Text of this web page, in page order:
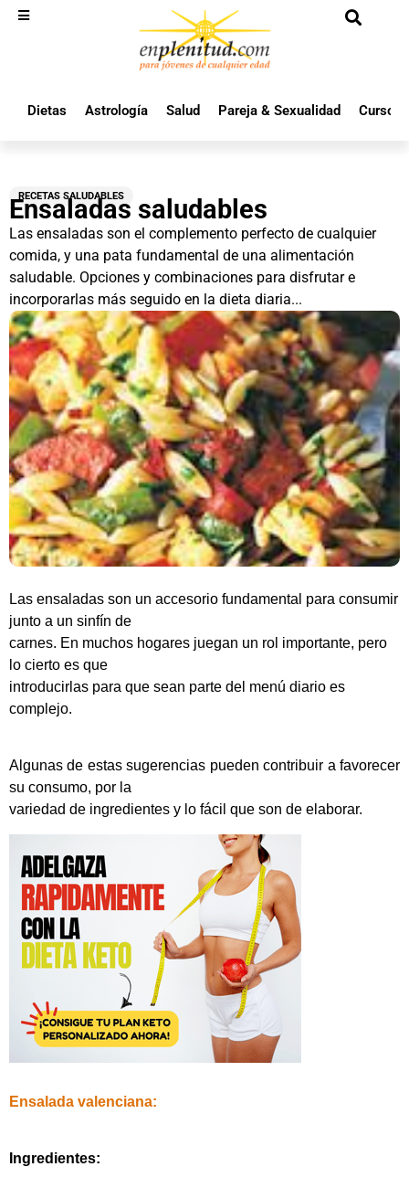
Dietas Astrología Salud Pareja & Sexualidad Cursos
RECETAS SALUDABLES
Ensaladas saludables
Las ensaladas son el complemento perfecto de cualquier
comida, y una pata fundamental de una alimentación
saludable. Opciones y combinaciones para disfrutar e
incorporarlas más seguido en la dieta diaria...
Las ensaladas son un accesorio fundamental para consumir
junto a un sinfín de
carnes. En muchos hogares juegan un rol importante, pero
lo cierto es que
introducirlas para que sean parte del menú diario es
complejo.
Algunas de estas sugerencias pueden contribuir a favorecer
su consumo, por la
variedad de ingredientes y lo fácil que son de elaborar.
Ensalada valenciana:
Ingredientes: